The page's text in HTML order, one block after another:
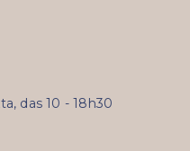
das 10 - 18h30